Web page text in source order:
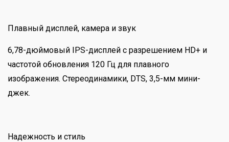
Плавный дисплей, камера и звук
6,78-дюймовый IPS-дисплей с разрешением HD+ и
частотой обновления 120 Гц для плавного
изображения. Стереодинамики, DTS, 3,5-мм мини-
джек.
Надежность и стиль